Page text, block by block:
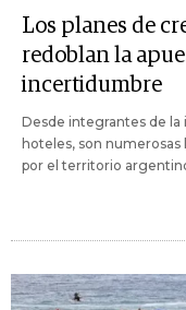
Los planes de
redoblan la
incertidumbre
Desde integrantes de la
hoteles, son numerosas
por el territorio